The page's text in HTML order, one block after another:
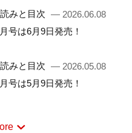
みと目次 — 2026.06.08
号は6月9日発売！
みと目次 — 2026.05.08
号は5月9日発売！